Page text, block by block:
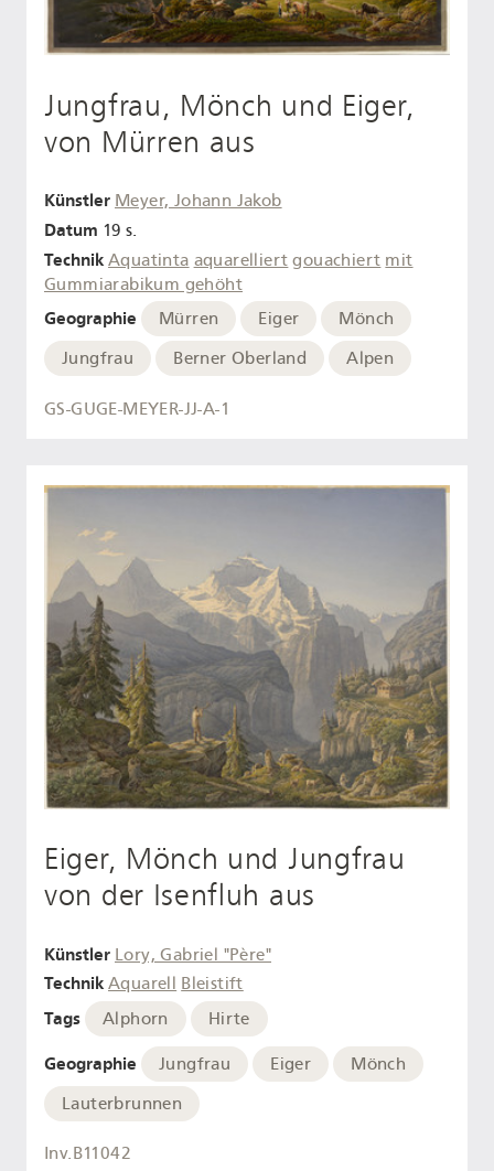
Jungfrau, Mönch und Eiger,
von Mürren aus
Künstler Meyer, Johann Jakob
Datum 19 s.
Technik Aquatinta aquarelliert gouachiert mit
Gummiarabikum gehöht
Geographie Mürren Eiger
Mönch
Jungfrau
Berner Oberland Alpen
GS-GUGE-MEYER-JJ-A-1
Eiger, Mönch und Jungfrau
von der Isenfluh aus
Künstler Lory, Gabriel "Père"
Technik Aquarell Bleistift
Tags Alphorn Hirte
Geographie Jungfrau Eiger
Mönch
Lauterbrunnen
Inv.B11042